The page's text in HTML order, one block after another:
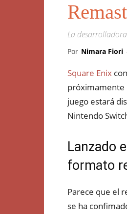
La
Por Nimara Fiori
Square Enix
próximamente
juego estará
Nintendo
Lanzado
formato
Parece que el
se ha